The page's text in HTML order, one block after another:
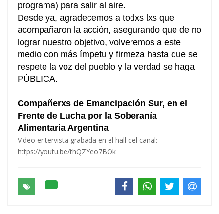
programa) para salir al aire.
Desde ya, agradecemos a todxs lxs que
acompañaron la acción, asegurando que de no
lograr nuestro objetivo, volveremos a este
medio con más ímpetu y firmeza hasta que se
respete la voz del pueblo y la verdad se haga
PÚBLICA.
Compañerxs de Emancipación Sur, en el
Frente de Lucha por la Soberanía
Alimentaria Argentina
Video entervista grabada en el hall del canal:
https://youtu.be/thQZYeo7BOk